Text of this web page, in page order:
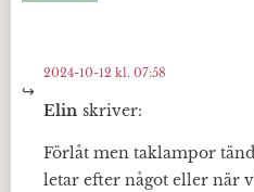
Elin skriver:
2024-10-12 kl. 07:58
Förlåt men taklampor
letar efter något eller när